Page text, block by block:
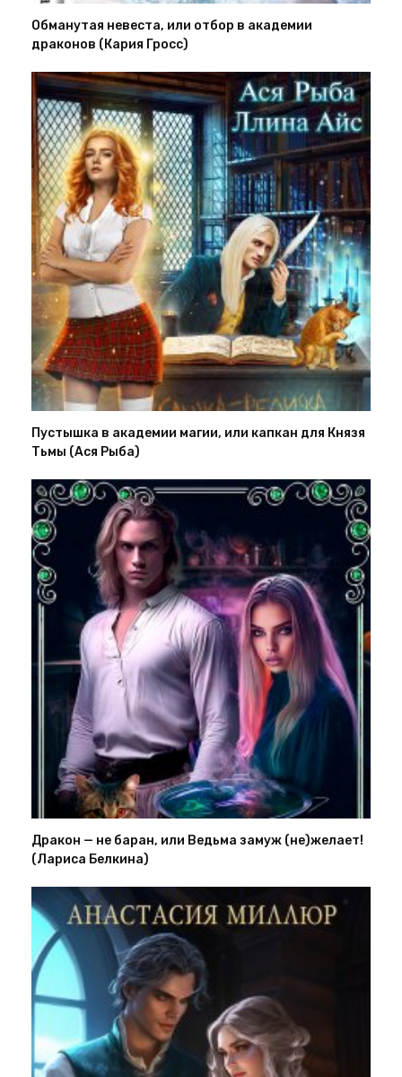
Обманутая невеста, или отбор в академии
драконов (Кария Гросс)
Пустышка в академии магии, или капкан для Князя
Тьмы (Ася Рыба)
Дракон — не баран, или Ведьма замуж (не)желает!
(Лариса Белкина)